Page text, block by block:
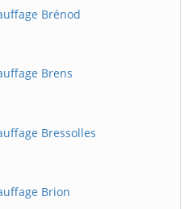
Brénod
Brens
Bressolles
Brion